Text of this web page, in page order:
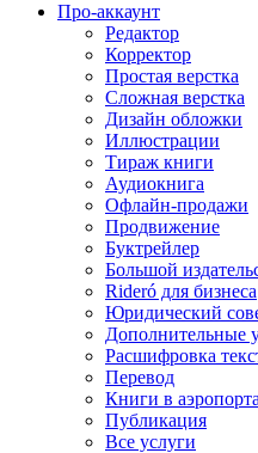
Про-аккаунт
Редактор
Корректор
Простая верстка
Сложная верстка
Дизайн обложки
Иллюстрации
Тираж книги
Аудиокнига
Офлайн-продажи
Продвижение
Буктрейлер
Большой
Rideró для бизнеса
Юридический
Дополнительные
Расшифровка
Перевод
Книги в
Публикация
Все услуги